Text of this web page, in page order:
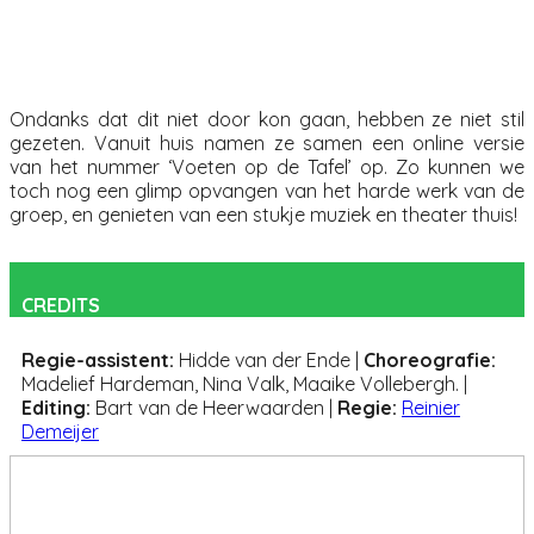
Ondanks dat dit niet door kon gaan, hebben ze niet stil
gezeten. Vanuit huis namen ze samen een online versie
van het nummer ‘Voeten op de Tafel’ op. Zo kunnen we
toch nog een glimp opvangen van het harde werk van de
groep, en genieten van een stukje muziek en theater thuis!
CREDITS
Regie-assistent: Hidde van der Ende Choreografie:
Madelief Hardeman, Nina Valk, Maaike Vollebergh.
Editing: Bart van de Heerwaarden Regie: Reinier
Demeijer